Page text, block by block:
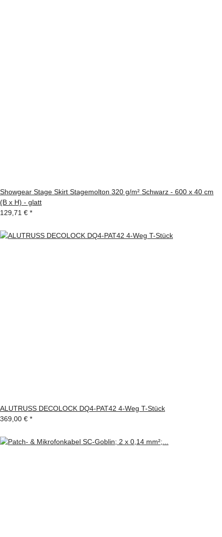
Showgear Stage Skirt Stagemolton 320 g/m² Schwarz - 600 x 40 cm
(B x H) - glatt
129,71 € *
ALUTRUSS DECOLOCK DQ4-PAT42 4-Weg T-Stück
369,00 € *